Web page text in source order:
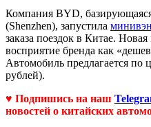
Компания BYD,
(Shenzhen), запустила
заказа поездок в Китае.
восприятие бренда как
Автомобиль предлагается по
рублей).
♥ Подпишись на наш
новостей о китайских